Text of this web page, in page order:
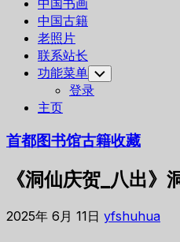
中国古籍
老照片
联系站长
功能菜单 Toggle
Child
Menu
登录
主页
首都图书馆古籍收藏
《洞仙庆贺_八出
2025年 6月 11日 yfshuhua